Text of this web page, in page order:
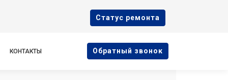
Cтатус ремонта
КОНТАКТЫ Oбратный звонок